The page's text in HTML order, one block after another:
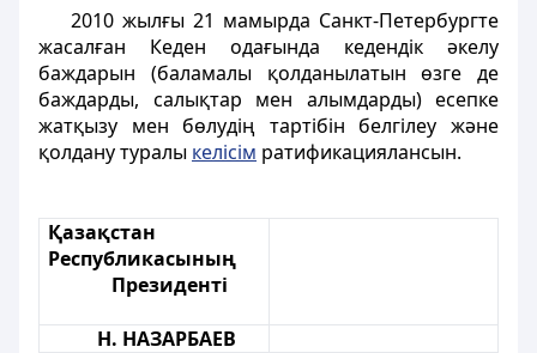
2010 жылғы 21 мамырда Санкт-Петербургте
жасалған Кеден одағында кедендік әкелу
баждарын (баламалы қолданылатын өзге де
баждарды, салықтар мен алымдарды) есепке
жатқызу мен бөлудің тартібін белгілеу және
қолдану туралы келісім ратификациялансын.
Қазақстан
Республикасының
Президенті
Н. НАЗАРБАЕВ